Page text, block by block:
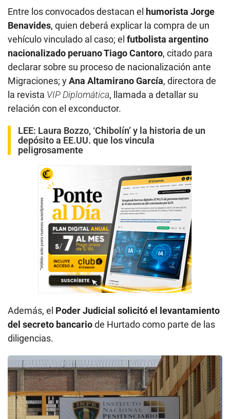
Entre los convocados destacan el humorista Jorge
Benavides, quien deberá explicar la compra de un
vehículo vinculado al caso; el futbolista argentino
nacionalizado peruano Tiago Cantoro, citado para
declarar sobre su proceso de nacionalización ante
Migraciones; yAna Altamirano García, directora de
la revista VIP Diplomática, llamada a detallar su
relación con el exconductor.
LEE: Laura Bozzo, ‘Chibolín’ y la historia de un
depósito a EE.UU. que los vincula
peligrosamente
Además, el Poder Judicial solicitó el levantamiento
del secreto bancariode Hurtado como parte de las
diligencias.